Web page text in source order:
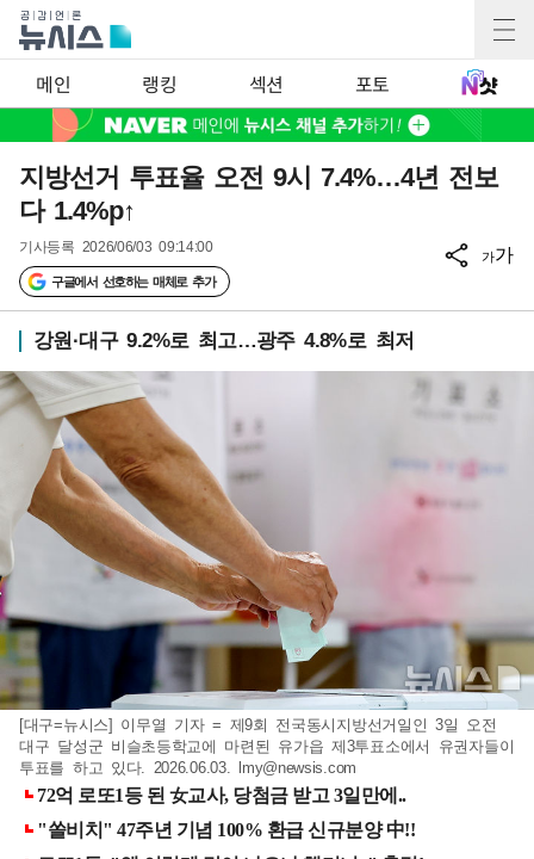
메인 랭킹 섹션 포토
지방선거 투표율 오전 9시 7.4%…4년 전보
다 1.4%p↑
기사등록 2026/06/03 09:14:00
구글에서 선호하는 매체로 추가
가가
강원·대구 9.2%로 최고…광주 4.8%로 최저
[대구=뉴시스] 이무열 기자 = 제9회 전국동시지방선거일인 3일 오전
대구 달성군 비슬초등학교에 마련된 유가읍 제3투표소에서 유권자들이
투표를 하고 있다. 2026.06.03. lmy@newsis.com